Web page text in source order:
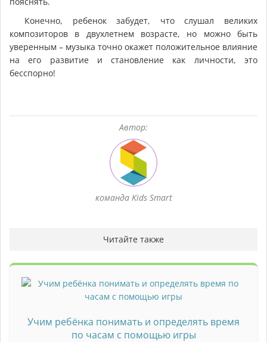
Конечно, ребенок забудет, что слушал великих
композиторов в двухлетнем возрасте, но можно быть
уверенным – музыка точно окажет положительное влияние
на его развитие и становление как личности, это
бесспорно!
Автор:
команда Kids Smart
Читайте также
Учим ребёнка понимать и определять время
по часам с помощью игры